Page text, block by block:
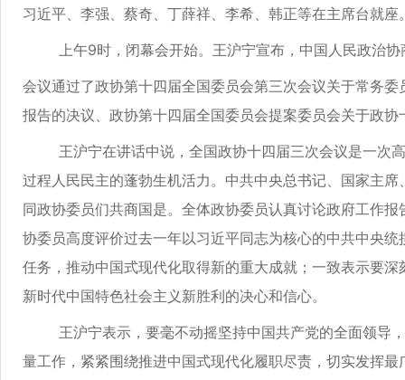
习近平、李强、蔡奇、丁薛祥、李希、韩正等在主席台就座
上午9时，闭幕会开始。王沪宁宣布，中国人民政治协
会议通过了政协第十四届全国委员会第三次会议关于常务
报告的决议、政协第十四届全国委员会提案委员会关于政
王沪宁在讲话中说，全国政协十四届三次会议是一次高
过程人民民主的蓬勃生机活力。中共中央总书记、国家主
同政协委员们共商国是。全体政协委员认真讨论政府工作
协委员高度评价过去一年以习近平同志为核心的中共中央
任务，推动中国式现代化取得新的重大成就；一致表示要深
新时代中国特色社会主义新胜利的决心和信心。
王沪宁表示，要毫不动摇坚持中国共产党的全面领导，
量工作，紧紧围绕推进中国式现代化履职尽责，切实发挥